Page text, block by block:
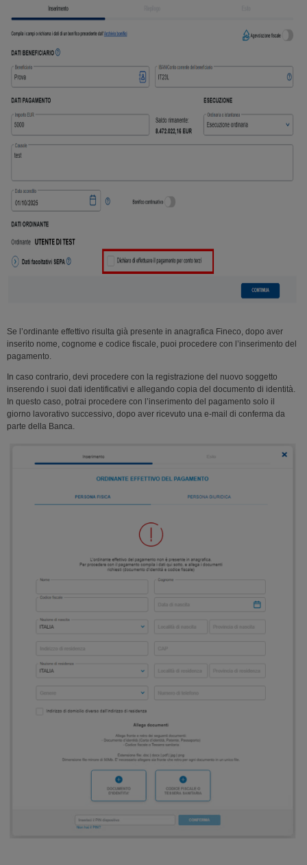
Se l’ordinante effettivo risulta già presente in anagrafica Fineco, dopo aver
inserito nome, cognome e codice fiscale, puoi procedere con l’inserimento del
pagamento.
In caso contrario, devi procedere con la registrazione del nuovo soggetto
inserendo i suoi dati identificativi e allegando copia del documento di identità.
In questo caso, potrai procedere con l’inserimento del pagamento solo il
giorno lavorativo successivo, dopo aver ricevuto una e-mail di conferma da
parte della Banca.